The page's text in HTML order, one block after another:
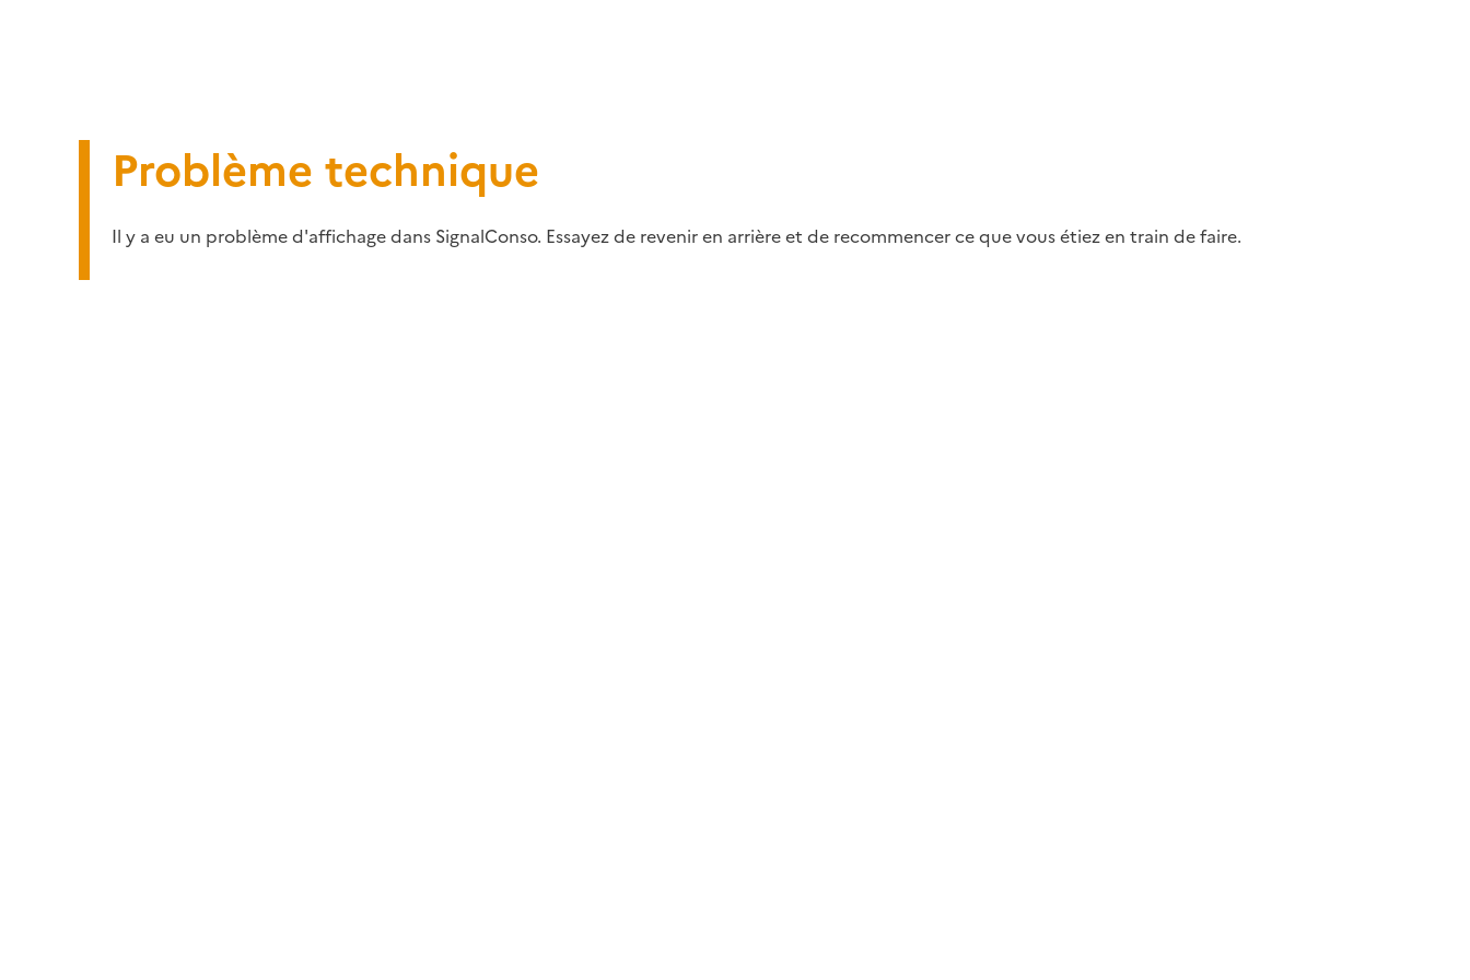
Problème technique
Il y a eu un problème d'affichage dans SignalConso. Essayez de revenir en arrière et de recommencer ce que vous étiez en train de faire.